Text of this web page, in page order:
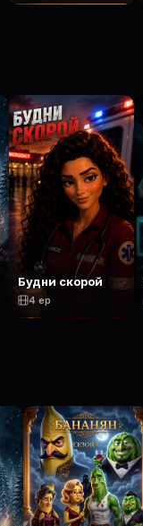
Будни скорой
4 ep